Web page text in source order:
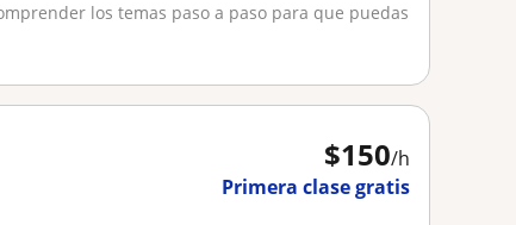
los temas paso a paso para que puedas
$150/h
Primera clase gratis